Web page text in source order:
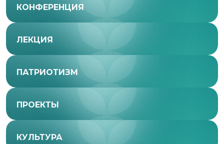
КОНФЕРЕНЦИЯ
ЛЕКЦИЯ
ПАТРИОТИЗМ
ПРОЕКТЫ
КУЛЬТУРА